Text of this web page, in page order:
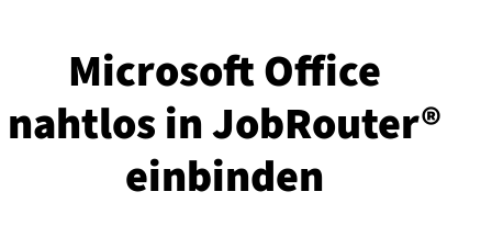
Microsoft Office
nahtlos in JobRouter®
einbinden